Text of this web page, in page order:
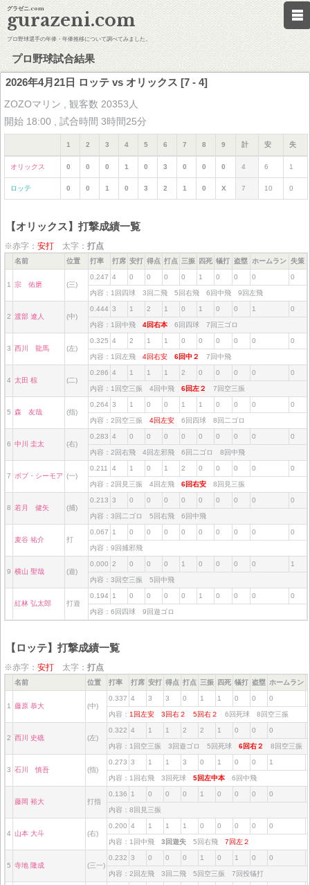
グラゼニ.com
gurazeni.com
プロ野球選手の年俸・年俸推移について調べてみました。
プロ野球試合結果
2026年4月21日 ロッテ vs オリックス [7 - 4]
ZOZOマリン , 観客数 20353人
開始 18:00 , 試合時間 3時間25分
1 2 3 4 5 6 7 8 9 計 安 失
オリックス 0 0 0 1 0 3 0 0 0 4 6 1
ロッテ 0 0 1 0 3 2 1 0 X 7 10 0
【オリックス】打撃成績一覧
※赤字： 安打 太字： 打点
名前 位置 打率 打席 安打 得点 打点 三振 四死 犠打 盗塁 ホームラン 失策
1 宗 佑磨 (三)
0.247 4 0 0 0 0 1 0 0 0 0
内容：1回四球 3回二飛 5回右飛 6回中飛 9回左飛
2 渡部 遼人 (中)
0.444 3 1 2 1 0 1 0 0 1 0
内容：1回中飛 4回右本 6回四球 7回三ゴロ
3 西川 龍馬 (左)
0.325 4 2 1 1 0 0 0 0 0 0
内容：1回左飛 4回右安 6回中２ 7回中飛
4 太田 椋 (二)
0.286 4 1 1 1 2 0 0 0 0 0
内容：1回空三振 4回中飛 6回左２ 7回空三振
5 森 友哉 (指)
0.264 3 1 0 0 1 1 0 0 0 0
内容：2回空三振 4回左安 6回四球 8回二ゴロ
6 中川 圭太 (右)
0.283 4 0 0 0 0 0 0 0 0 0
内容：2回右飛 4回左邪飛 6回二ゴロ 8回中飛
7 ボブ・シーモア (一)
0.211 4 1 0 1 2 0 0 0 0 0
内容：2回見三振 4回左飛 6回右安 8回見三振
8 若月 健矢 (捕)
0.213 3 0 0 0 0 0 0 0 0 0
内容：3回二ゴロ 5回右飛 6回中飛
麦谷 祐介 打
0.067 1 0 0 0 0 0 0 0 0 0
内容：9回捕邪飛
9 横山 聖哉 (遊)
0.000 2 0 0 0 1 0 0 0 0 1
内容：3回空三振 5回中飛
紅林 弘太郎 打遊
0.194 1 0 0 0 0 1 0 0 0 0
内容：6回四球 9回遊ゴロ
【ロッテ】打撃成績一覧
※赤字： 安打 太字： 打点
名前 位置 打率 打席 安打 得点 打点 三振 四死 犠打 盗塁 ホームラン
1 藤原 恭大 (中)
0.337 4 3 3 0 1 1 0 0 0
内容： 1回左安 3回右２ 5回右２ 6回死球 8回空三振
2 西川 史礁 (左)
0.322 4 1 1 2 2 1 0 0 0
内容：1回空三振 3回遊ゴロ 5回死球 6回右２ 8回空三振
3 石川 慎吾 (指)
0.273 3 1 1 3 0 1 0 0 1
内容：1回右飛 3回死球 5回左中本 6回中飛
藤岡 裕大 打指
0.136 1 0 0 0 1 0 0 0 0
内容：8回見三振
4 山本 大斗 (右)
0.200 4 1 1 1 0 0 0 0 0
内容：1回中飛 3回遊失 5回右飛 7回左２
5 寺地 隆成 (三一)
0.232 3 0 0 0 1 0 1 0 0
内容：2回左飛 3回二飛 5回空三振 7回投犠打